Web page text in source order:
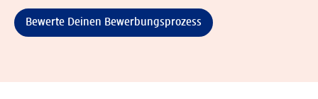
Bewerte Deinen Bewerbungsprozess